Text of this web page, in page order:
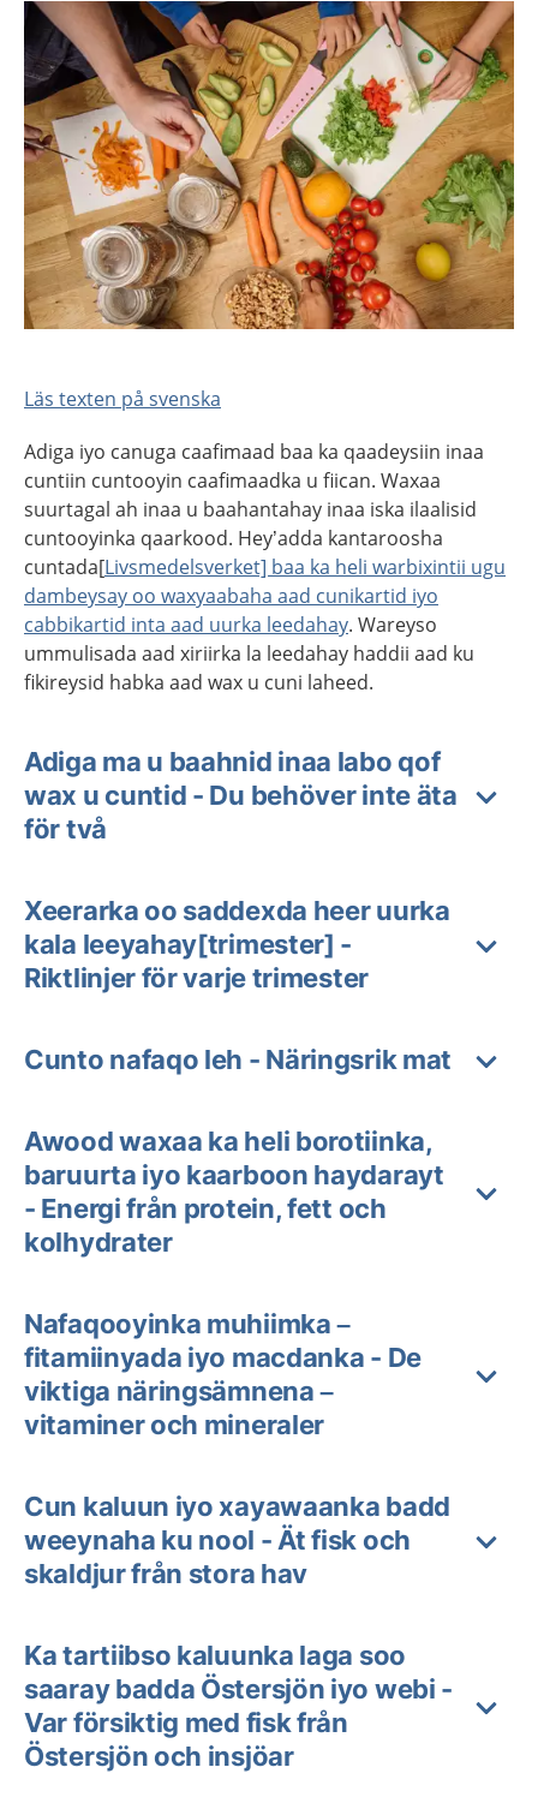
Läs texten på svenska
Adiga iyo canuga caafimaad baa ka qaadeysiin inaa
cuntiin cuntooyin caafimaadka u fiican. Waxaa
suurtagal ah inaa u baahantahay inaa iska ilaalisid
cuntooyinka qaarkood. Hey’adda kantaroosha
cuntada[Livsmedelsverket] baa ka heli warbixintii ugu
dambeysay oo waxyaabaha aad cunikartid iyo
cabbikartid inta aad uurka leedahay. Wareyso
ummulisada aad xiriirka la leedahay haddii aad ku
fikireysid habka aad wax u cuni laheed.
Adiga ma u baahnid inaa labo qof
wax u cuntid - Du behöver inte äta
för två
Xeerarka oo saddexda heer uurka
kala leeyahay[trimester] -
Riktlinjer för varje trimester
Cunto nafaqo leh - Näringsrik mat
Awood waxaa ka heli borotiinka,
baruurta iyo kaarboon haydarayt
- Energi från protein, fett och
kolhydrater
Nafaqooyinka muhiimka –
fitamiinyada iyo macdanka - De
viktiga näringsämnena –
vitaminer och mineraler
Cun kaluun iyo xayawaanka badd
weeynaha ku nool - Ät fisk och
skaldjur från stora hav
Ka tartiibso kaluunka laga soo
saaray badda Östersjön iyo webi -
Var försiktig med fisk från
Östersjön och insjöar